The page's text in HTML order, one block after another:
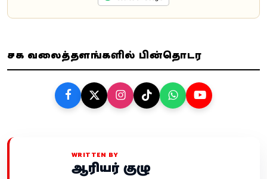
சமூக வலைத்தளங்களில் பின்தொடர
WRITTEN BY
ஆசிரியர் குழு